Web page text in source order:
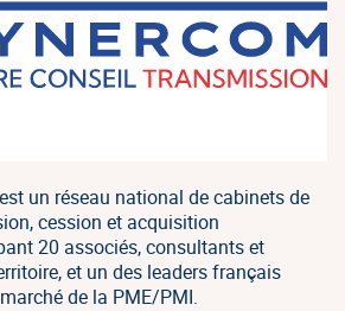
un réseau national de cabinets de
cession et acquisition
20 associés, consultants et
et un des leaders français
de la PME/PMI.